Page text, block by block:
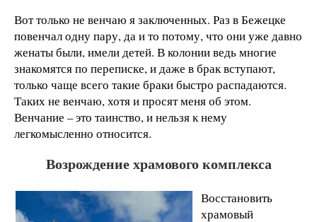
Вот только не венчаю я заключенных. Раз в Бежецке
повенчал одну пару, да и то потому, что они уже давно
женаты были, имели детей. В колонии ведь многие
знакомятся по переписке, и даже в брак вступают,
только чаще всего такие браки быстро распадаются.
Таких не венчаю, хотя и просят меня об этом.
Венчание – это таинство, и нельзя к нему
легкомысленно относится.
Возрождение храмового комплекса
Восстановить
храмовый